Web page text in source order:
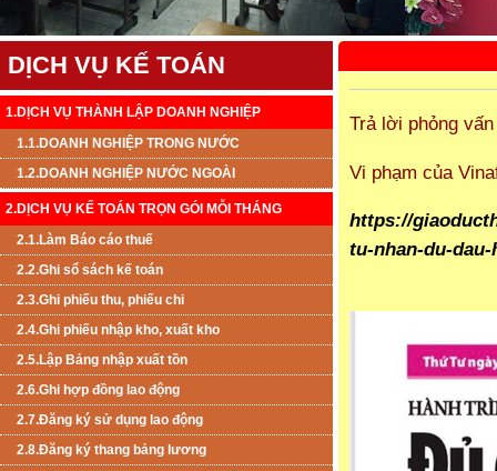
DỊCH VỤ KẾ TOÁN
1.DỊCH VỤ THÀNH LẬP DOANH NGHIỆP
1.1.DOANH NGHIỆP TRONG NƯỚC
1.2.DOANH NGHIỆP NƯỚC NGOÀI
2.DỊCH VỤ KẾ TOÁN TRỌN GÓI MỖI THÁNG
2.1.Làm Báo cáo thuế
2.2.Ghi sổ sách kế toán
2.3.Ghi phiếu thu, phiếu chi
2.4.Ghi phiếu nhập kho, xuất kho
2.5.Lập Bảng nhập xuất tồn
2.6.Ghi hợp đồng lao động
2.7.Đăng ký sử dụng lao động
2.8.Đăng ký thang bảng lương
Trả lời phỏng
Vi phạm của
https://
tu-nhan-du-